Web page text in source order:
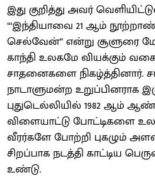
இது குறித்து அவர்
“‘இந்தியாவை 21 ஆம்
செல்வேன்” என்று சூளுரை
காந்தி உலகமே வியக்கும்
சாதனைகளை நிகழ்த்தினார்.
நாடாளுமன்ற உறுப்பினராக
புதுடெல்லியில் 1982 ஆம்
விளையாட்டு போட்டிகளை
வீரர்களே போற்றி புகழும்
சிறப்பாக நடத்தி காட்டிய
உண்டு.